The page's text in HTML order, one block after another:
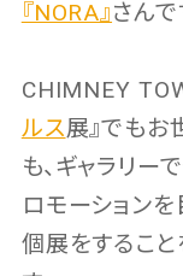
『NORA』さんで
CHIMNEY
ルス展』でもお
も、ギャラリー
ロモーション
個展をするこ